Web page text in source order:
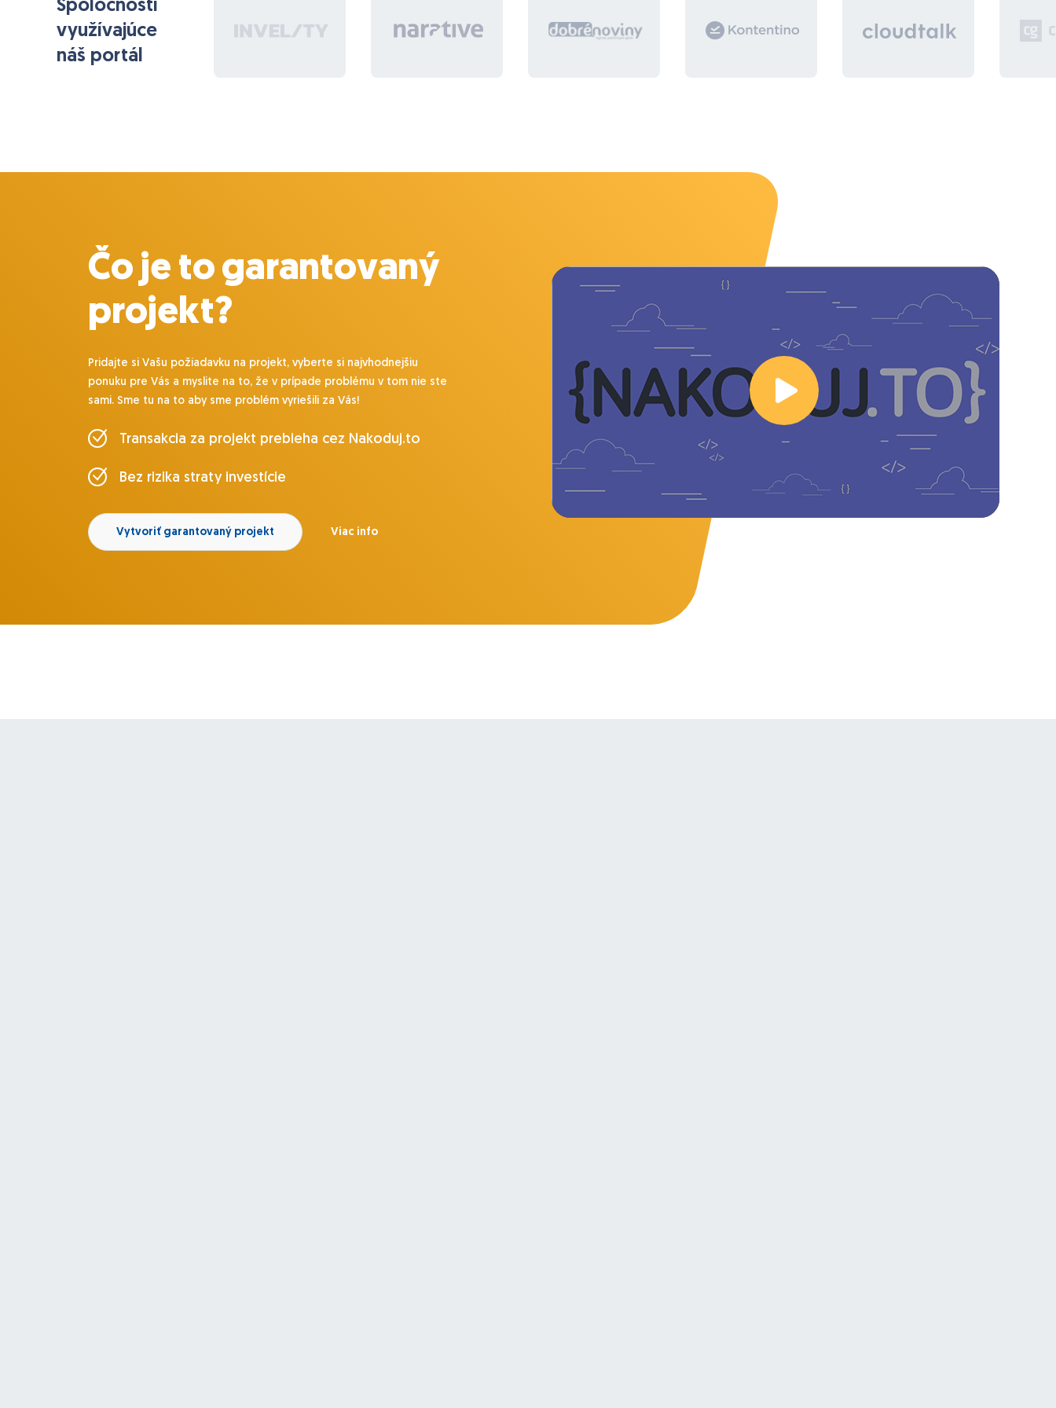
Spoločnosti
využívajúce
náš portál
Čo je to garantovaný
projekt?
Pridajte si Vašu požiadavku na projekt, vyberte si najvhodnejšiu
ponuku pre Vás a myslite na to, že v prípade problému v tom nie ste
sami. Sme tu na to aby sme problém vyriešili za Vás!
Transakcia za projekt prebieha cez Nakoduj.to
Bez rizika straty investície
Vytvoriť garantovaný projekt Viac info